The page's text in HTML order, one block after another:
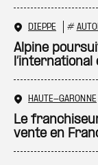
DIEPPE #
Alpine
l’international
HAUTE-GARONNE
Le
vente en